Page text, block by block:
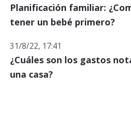
Planificación familiar:
tener un bebé primero?
31/8/22, 17:41
¿Cuáles son los gastos
una casa?